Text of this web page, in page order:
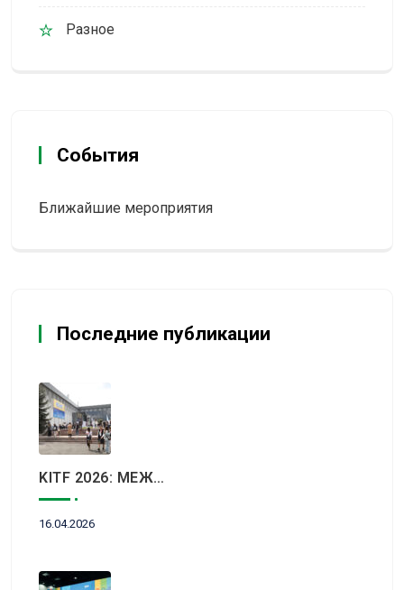
Разное
События
Ближайшие мероприятия
Последние публикации
KITF 2026: МЕЖДУНАРОДНЫЙ ТУРИСТИЧЕСКИЙ РЫНОК ВСТРЕТИТСЯ В АЛМАТЫ
16.04.2026